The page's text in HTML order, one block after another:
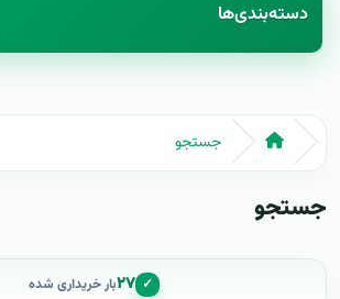
دسته‌بندی‌ها
جستجو
جستجو
✓ ۲۷بار خریداری شده